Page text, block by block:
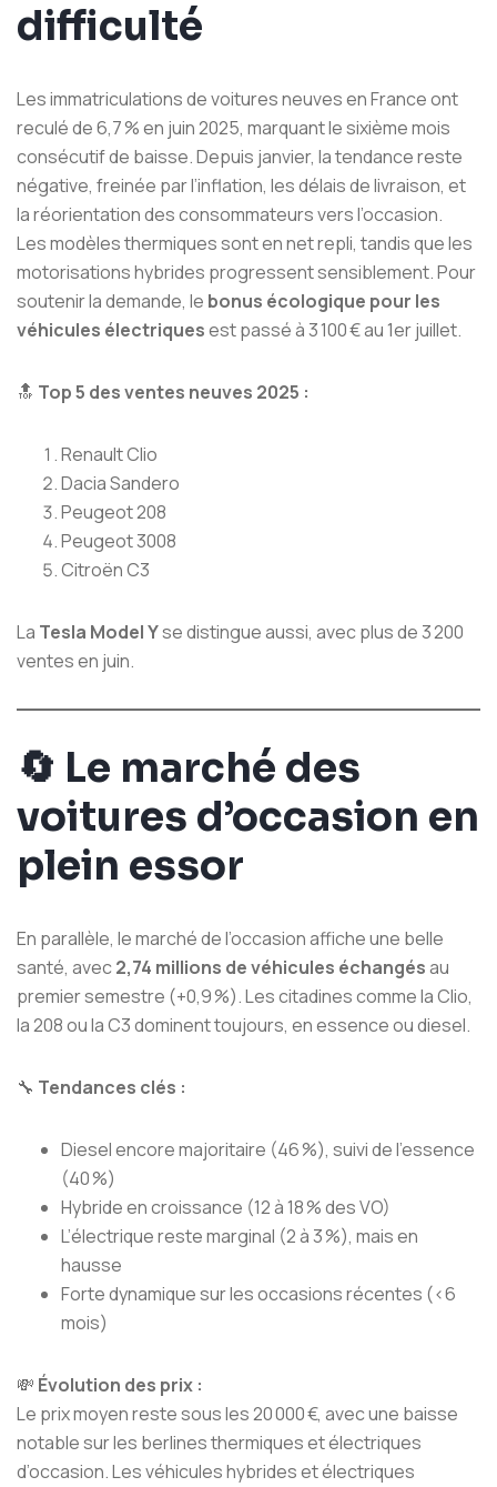
difficulté
Les immatriculations de voitures neuves en France ont
reculé de 6,7 % en juin 2025, marquant le sixième mois
consécutif de baisse. Depuis janvier, la tendance reste
négative, freinée par l’inflation, les délais de livraison, et
la réorientation des consommateurs vers l’occasion.
Les modèles thermiques sont en net repli, tandis que les
motorisations hybrides progressent sensiblement. Pour
soutenir la demande, le bonus écologique pour les
véhicules électriquesest passé à 3 100 € au 1er juillet.
🔝 Top 5 des ventes neuves 2025 :
Renault Clio
Dacia Sandero
Peugeot 208
Peugeot 3008
Citroën C3
La Tesla Model Yse distingue aussi, avec plus de 3 200
ventes en juin.
🔄 Le marché des
voitures d’occasion en
plein essor
En parallèle, le marché de l’occasion affiche une belle
santé, avec2,74 millions de véhicules échangésau
premier semestre (+0,9 %). Les citadines comme la Clio,
la 208 ou la C3 dominent toujours, en essence ou diesel.
🔧 Tendances clés :
Diesel encore majoritaire (46 %), suivi de l’essence
(40 %)
Hybride en croissance (12 à 18 % des VO)
L’électrique reste marginal (2 à 3 %), mais en
hausse
Forte dynamique sur les occasions récentes (<6
mois)
💸 Évolution des prix :
Le prix moyen reste sous les 20 000 €, avec une baisse
notable sur les berlines thermiques et électriques
d’occasion. Les véhicules hybrides et électriques